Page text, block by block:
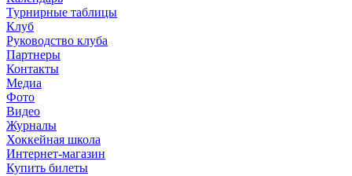
Турнирные таблицы
Клуб
Руководство клуба
Партнеры
Контакты
Медиа
Фото
Видео
Журналы
Хоккейная школа
Интернет-магазин
Купить билеты